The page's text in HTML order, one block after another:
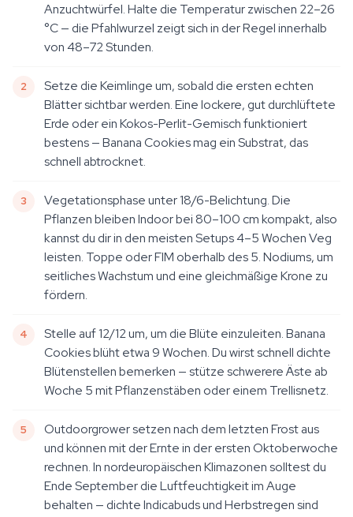
Anzuchtwürfel. Halte die Temperatur zwischen 22–26
°C — die Pfahlwurzel zeigt sich in der Regel innerhalb
von 48–72 Stunden.
Setze die Keimlinge um, sobald die ersten echten
Blätter sichtbar werden. Eine lockere, gut durchlüftete
Erde oder ein Kokos-Perlit-Gemisch funktioniert
bestens — Banana Cookies mag ein Substrat, das
schnell abtrocknet.
Vegetationsphase unter 18/6-Belichtung. Die
Pflanzen bleiben Indoor bei 80–100 cm kompakt, also
kannst du dir in den meisten Setups 4–5 Wochen Veg
leisten. Toppe oder FIM oberhalb des 5. Nodiums, um
seitliches Wachstum und eine gleichmäßige Krone zu
fördern.
Stelle auf 12/12 um, um die Blüte einzuleiten. Banana
Cookies blüht etwa 9 Wochen. Du wirst schnell dichte
Blütenstellen bemerken — stütze schwerere Äste ab
Woche 5 mit Pflanzenstäben oder einem Trellisnetz.
Outdoorgrower setzen nach dem letzten Frost aus
und können mit der Ernte in der ersten Oktoberwoche
rechnen. In nordeuropäischen Klimazonen solltest du
Ende September die Luftfeuchtigkeit im Auge
behalten — dichte Indicabuds und Herbstregen sind